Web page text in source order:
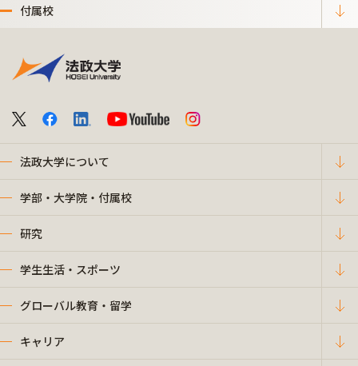
付属校
法政大学について
学部・大学院・付属校
研究
学生生活・スポーツ
グローバル教育・留学
キャリア